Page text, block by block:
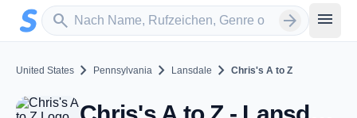
Zum Hauptinhalt springen
search
Sender suchen arrow_forward menu
United States chevron_right Pennsylvania chevron_right Lansdale chevron_right Chris's A to Z